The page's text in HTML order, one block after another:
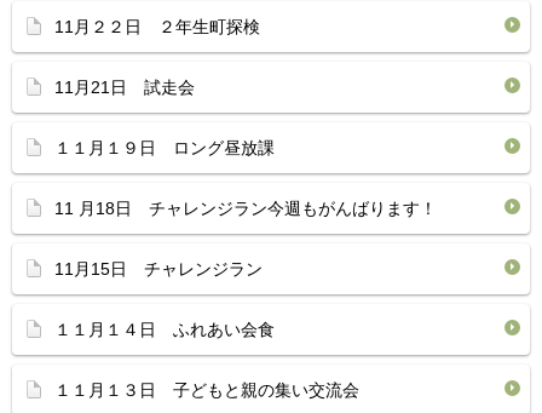
11月２２日 ２年生町探検
11月21日 試走会
１１月１９日 ロング昼放課
11 月18日 チャレンジラン今週もがんばります！
11月15日 チャレンジラン
１１月１４日 ふれあい会食
１１月１３日 子どもと親の集い交流会